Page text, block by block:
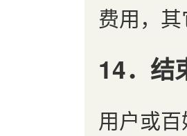
费用，
14．结
用户或